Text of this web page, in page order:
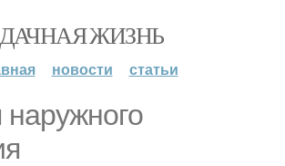
ДАЧНАЯ ЖИЗНЬ
новости статьи